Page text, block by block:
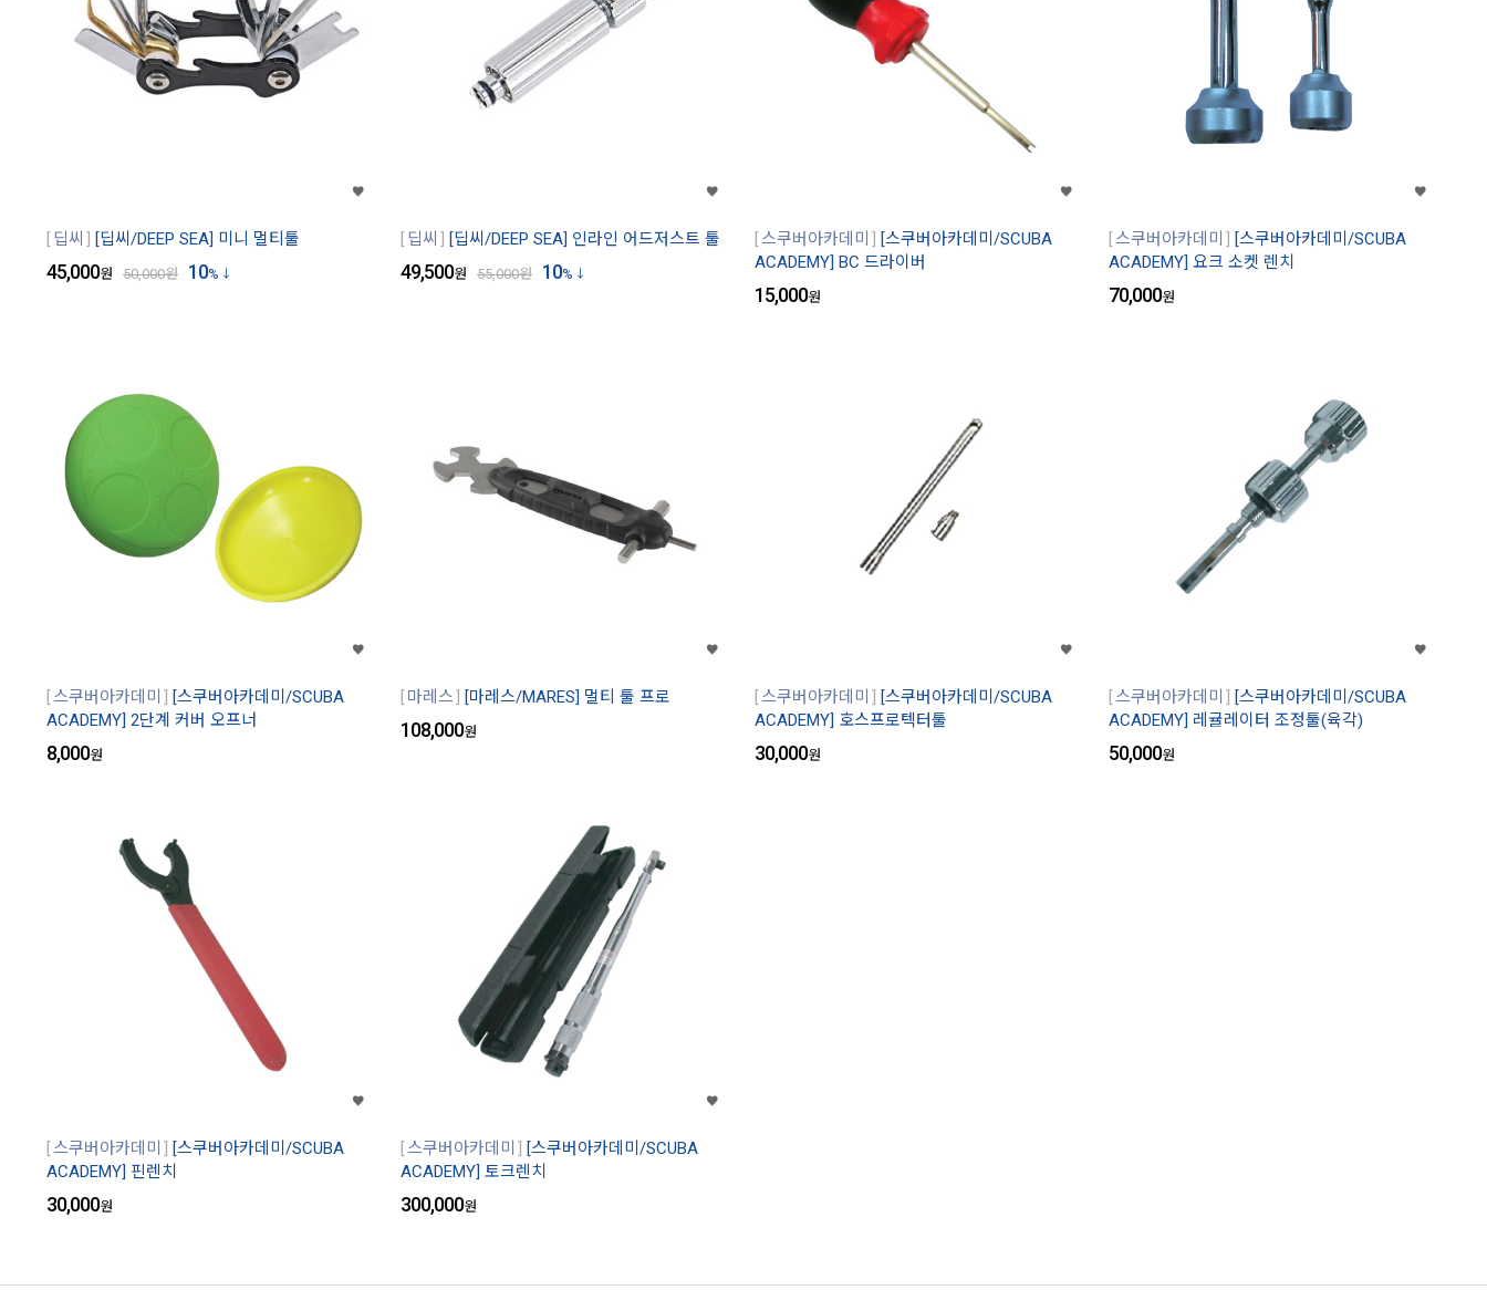
딥씨 [딥씨/DEEP SEA] 미니 멀티툴
45,000원 50,000원 10%
딥씨 [딥씨/DEEP SEA] 인라인 어드저스트 툴
49,500원 55,000원 10%
스쿠버아카데미
[스쿠버아카데미/SCUBA
ACADEMY] BC 드라이버
15,000원
스쿠버아카데미
[스쿠버아카데미/SCUBA
ACADEMY] 요크 소켓 렌치
70,000원
스쿠버아카데미
[스쿠버아카데미/SCUBA
ACADEMY] 2단계 커버 오프너
8,000원
마레스 [마레스/MARES] 멀티 툴 프로
108,000원
스쿠버아카데미
[스쿠버아카데미/SCUBA
ACADEMY] 호스프로텍터툴
30,000원
스쿠버아카데미
[스쿠버아카데미/SCUBA
ACADEMY] 레귤레이터 조정툴(육각)
50,000원
스쿠버아카데미
[스쿠버아카데미/SCUBA
ACADEMY] 핀렌치
30,000원
스쿠버아카데미
[스쿠버아카데미/SCUBA
ACADEMY] 토크렌치
300,000원